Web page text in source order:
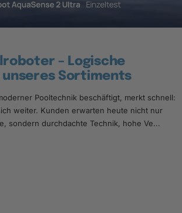
– Logische
unseres Sortiments
Pooltechnik beschäftigt, merkt schnell:
weiter. Kunden erwarten heute nicht nur
sondern durchdachte Technik, hohe Ve...